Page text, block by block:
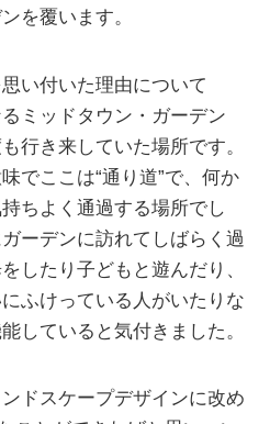
を覆います。
い付いた理由について
ミッドタウン・ガーデン
行き来していた場所です。
でここは“通り道”で、何か
ちよく通過する場所でし
ーデンに訪れてしばらく過
したり子どもと遊んだり、
ふけっている人がいたりな
していると気付きました。
ドスケープデザインに改め